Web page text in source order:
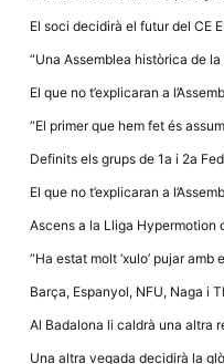
El soci decidirà el futur del CE
“Una Assemblea històrica de
El que no t’explicaran a
“El primer que hem fet és
Definits els grups de 1a i 2a
El que no t’explicaran a
Ascens a la Lliga Hypermotion
“Ha estat molt ‘xulo’ pujar amb
Barça, Espanyol, NFU, Naga i
Al Badalona li caldrà una altra
Una altra vegada decidirà la